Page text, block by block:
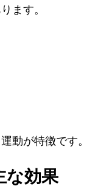
ます。
動が特徴です。
な効果